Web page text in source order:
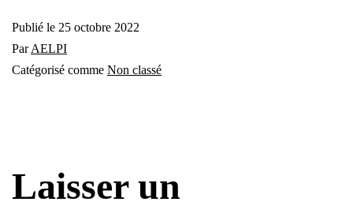
Publié le 25 octobre 2022
ParAELPI
Catégorisé comme Non classé
Laisser un